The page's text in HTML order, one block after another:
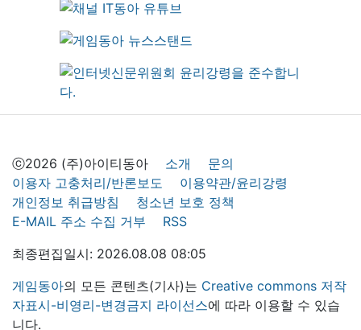
ⓒ2026 (주)아이티동아 소개
문의
이용자 고충처리/반론보도
이용약관/윤리강령
개인정보 취급방침
청소년 보호 정책
E-MAIL 주소 수집 거부
RSS
최종편집일시: 2026.08.08 08:05
게임동아의 모든 콘텐츠(기사)는 Creative commons 저작
자표시-비영리-변경금지 라이선스에 따라 이용할 수 있습
니다.